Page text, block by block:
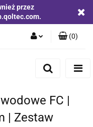
przez
Zgody cookies
(0)
FC |
| Zestaw